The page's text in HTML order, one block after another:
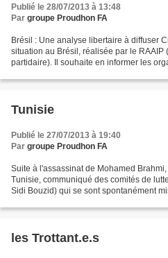
Publié le 28/07/2013 à 13:48
Par groupe Proudhon FA
Brésil : Une analyse libertaire à diffuser
situation au Brésil, réalisée par le
partidaire). Il souhaite en informer les
Tunisie
Publié le 27/07/2013 à 19:40
Par groupe Proudhon FA
Suite à l'assassinat de Mohamed
Tunisie, communiqué des comités de
Sidi Bouzid) qui se sont spontanément
les Trottant.e.s